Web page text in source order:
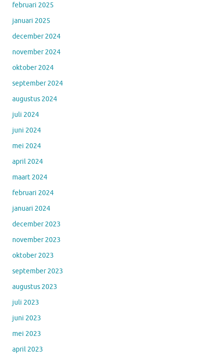
februari 2025
januari 2025
december 2024
november 2024
oktober 2024
september 2024
augustus 2024
juli 2024
juni 2024
mei 2024
april 2024
maart 2024
februari 2024
januari 2024
december 2023
november 2023
oktober 2023
september 2023
augustus 2023
juli 2023
juni 2023
mei 2023
april 2023